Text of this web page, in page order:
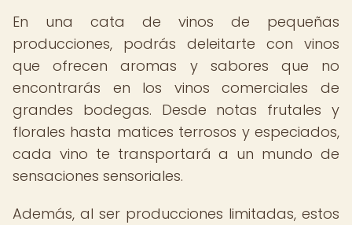
En una cata de vinos de pequeñas
producciones, podrás deleitarte con vinos
que ofrecen aromas y sabores que no
encontrarás en los vinos comerciales de
grandes bodegas. Desde notas frutales y
florales hasta matices terrosos y especiados,
cada vino te transportará a un mundo de
sensaciones sensoriales.
Además, al ser producciones limitadas, estos